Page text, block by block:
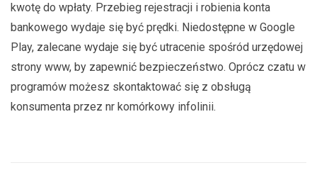
kwotę do wpłaty. Przebieg rejestracji i robienia konta
bankowego wydaje się być prędki. Niedostępne w Google
Play, zalecane wydaje się być utracenie spośród urzędowej
strony www, by zapewnić bezpieczeństwo. Oprócz czatu w
programów możesz skontaktować się z obsługą
konsumenta przez nr komórkowy infolinii.